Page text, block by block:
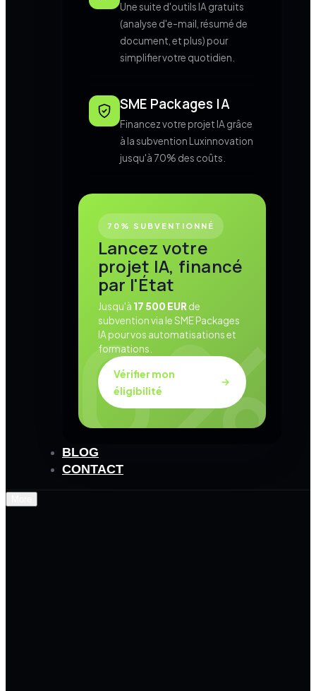
Une suite d'outils IA gratuits
(analyse d'e-mail, résumé de
document, et plus) pour
simplifier votre quotidien.
SME Packages IA
Financez votre projet IA grâce
à la subvention Luxinnovation
jusqu'à 70% des coûts.
70% SUBVENTIONNÉ
Lancez votre
projet IA, financé
par l'État
Jusqu'à 17 500 EUR de
subvention via le SME Packages
IA pour vos automatisations et
formations.
Vérifier mon
éligibilité
BLOG
CONTACT